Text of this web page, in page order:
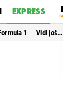
EXPRESS
1 Vidi još…